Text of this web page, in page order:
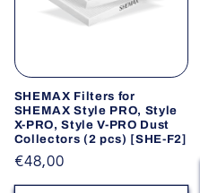
SHEMAX Filters for
SHEMAX Style PRO, Style
X-PRO, Style V-PRO Dust
Collectors (2 pcs) [SHE-F2]
Prezzo
di
€48,00